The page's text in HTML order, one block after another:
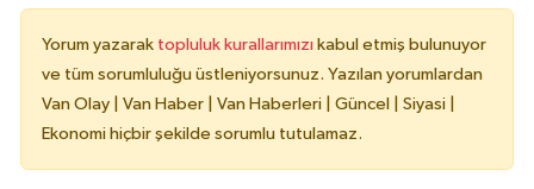
Yorum yazarak topluluk kurallarımızı kabul etmiş bulunuyor
ve tüm sorumluluğu üstleniyorsunuz. Yazılan yorumlardan
Van Olay | Van Haber | Van Haberleri | Güncel | Siyasi |
Ekonomi hiçbir şekilde sorumlu tutulamaz.